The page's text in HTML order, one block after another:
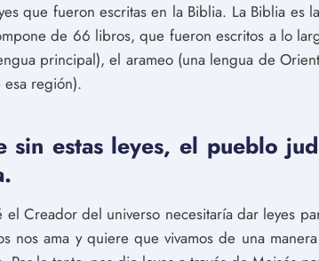
que fueron escritas en la Biblia. La Biblia es
de 66 libros, que fueron escritos a lo
principal), el arameo (una lengua de
esa región).
sin estas leyes, el pueblo
Creador del universo necesitaría dar leyes
nos ama y quiere que vivamos de una